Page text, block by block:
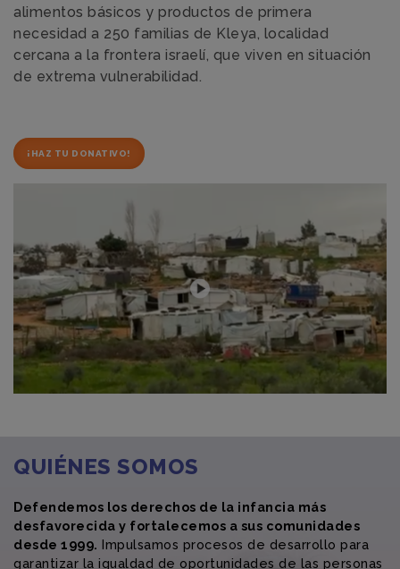
alimentos básicos y productos de primera
necesidad a 250 familias de Kleya, localidad
cercana a la frontera israelí, que viven en situación
de extrema vulnerabilidad.
¡HAZ TU DONATIVO!
QUIÉNES SOMOS
Defendemos los derechos de la infancia más
desfavorecida y fortalecemos a sus comunidades
desde 1999. Impulsamos procesos de desarrollo para
garantizar la igualdad de oportunidades de las personas